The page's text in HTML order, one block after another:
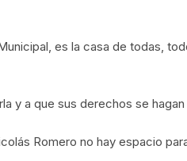
es la casa de todas,
y a que sus derechos se hagan
Romero no hay espacio